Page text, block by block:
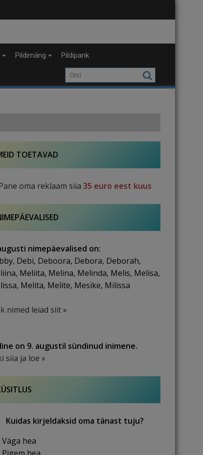
Pildimäng Pildipank
TOETAVAD
oma reklaam siia 35 euro eest kuus
nimepäevalised on:
Debi, Deboora, Debora, Deborah,
Meliita, Melina, Melinda, Melis, Melisa,
Melita, Melite, Mesike, Milissa
nimed leiad siit »
on 9. augustil sündinud inimene.
siia ja loe »
Kuidas kirjeldaksid oma tänast tuju?
Väga hea